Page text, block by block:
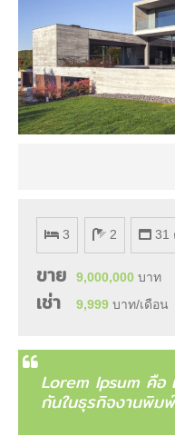
3 2 31
ขาย 9,000,000 บาท
เช่า 9,999 บาท/เดือน
Lorem Ipsum คือ
กันในธุรกิจงานพิม